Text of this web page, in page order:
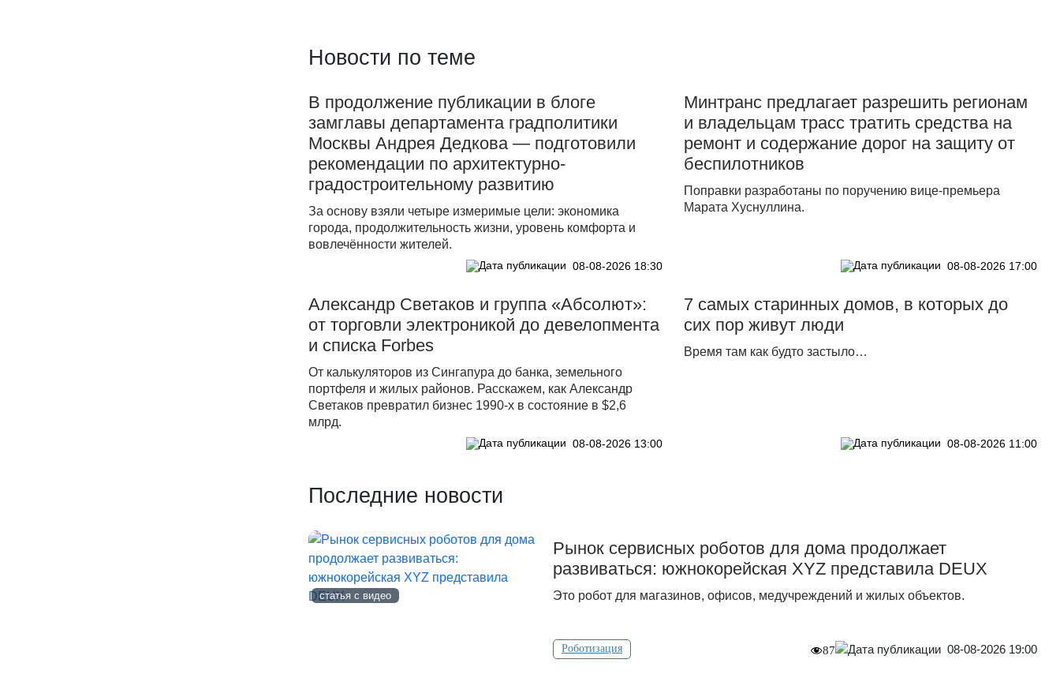
Новости по теме
В продолжение публикации в блоге
замглавы департамента градполитики
Москвы Андрея Дедкова — подготовили
рекомендации по архитектурно-
градостроительному развитию
За основу взяли четыре измеримые цели: экономика
города, продолжительность жизни, уровень комфорта и
вовлечённости жителей.
08-08-2026 18:30
Минтранс предлагает разрешить регионам
и владельцам трасс тратить средства на
ремонт и содержание дорог на защиту от
беспилотников
Поправки разработаны по поручению вице-премьера
Марата Хуснуллина.
08-08-2026 17:00
Александр Светаков и группа «Абсолют»:
от торговли электроникой до девелопмента
и списка Forbes
От калькуляторов из Сингапура до банка, земельного
портфеля и жилых районов. Расскажем, как Александр
Светаков превратил бизнес 1990-х в состояние в $2,6
млрд.
08-08-2026 13:00
7 самых старинных домов, в которых до
сих пор живут люди
Время там как будто застыло…
08-08-2026 11:00
Последние новости
статья с видео
Рынок сервисных роботов для дома продолжает
развиваться: южнокорейская XYZ представила DEUX
Это робот для магазинов, офисов, медучреждений и жилых объектов.
Роботизация 87 08-08-2026 19:00